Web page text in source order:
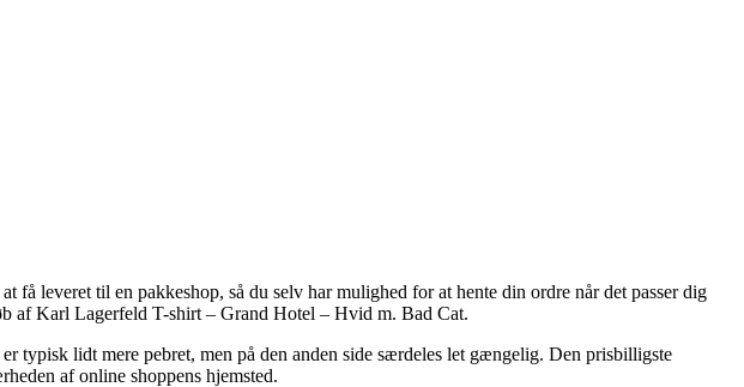
leveret til en pakkeshop, så du selv har mulighed for at hente din ordre når det passer dig
af Karl Lagerfeld T-shirt – Grand Hotel – Hvid m. Bad Cat.
typisk lidt mere pebret, men på den anden side særdeles let gængelig. Den prisbilligste
af online shoppens hjemsted.